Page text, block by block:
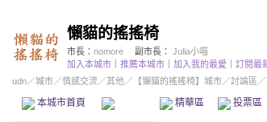
懶貓的搖搖椅
市長： nomore 副市長： Julia小喵
加入本城市
推薦本城市 加入我的最愛
訂閱最
udn／城市／情感交流／其他 ／ 【懶貓的搖搖椅】城市／討論區／
本城市首頁 精華區 投票區